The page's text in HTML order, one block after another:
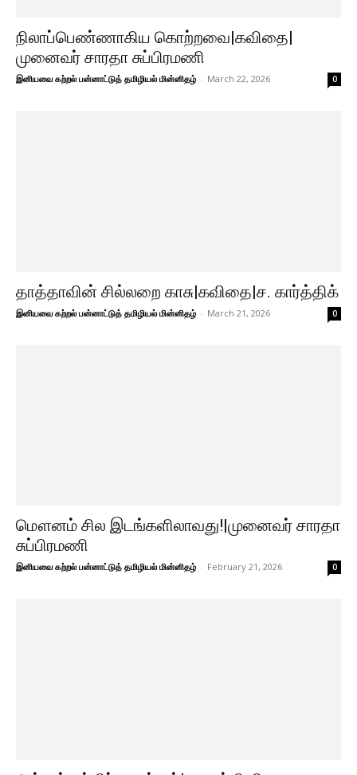
நிலாப்பெண்ணாகிய கொற்றவை|கவிதை|
முனைவர் சாரதா சுப்பிரமணி
இனியவை கற்றல் பன்னாட்டுத் தமிழியல் மின்னிதழ் - March 22, 2026 0
தாத்தாவின் சில்லறை காசு|கவிதை|ச. கார்த்திக்
இனியவை கற்றல் பன்னாட்டுத் தமிழியல் மின்னிதழ் - March 21, 2026 0
மௌனம் சில இடங்களிலாவது!|முனைவர் சாரதா
சுப்பிரமணி
இனியவை கற்றல் பன்னாட்டுத் தமிழியல் மின்னிதழ் - February 21, 2026 0